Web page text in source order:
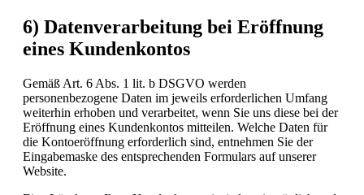
6) Datenverarbeitung bei Eröffnung
eines Kundenkontos
Gemäß Art. 6 Abs. 1 lit. b DSGVO werden
personenbezogene Daten im jeweils erforderlichen Umfang
weiterhin erhoben und verarbeitet, wenn Sie uns diese bei der
Eröffnung eines Kundenkontos mitteilen. Welche Daten für
die Kontoeröffnung erforderlich sind, entnehmen Sie der
Eingabemaske des entsprechenden Formulars auf unserer
Website.